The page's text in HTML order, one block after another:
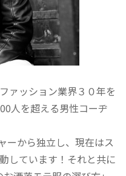
ァッション業界３０年を
人を超える男性コーヂ
ーから独立し、現在はス
しています！それと共に